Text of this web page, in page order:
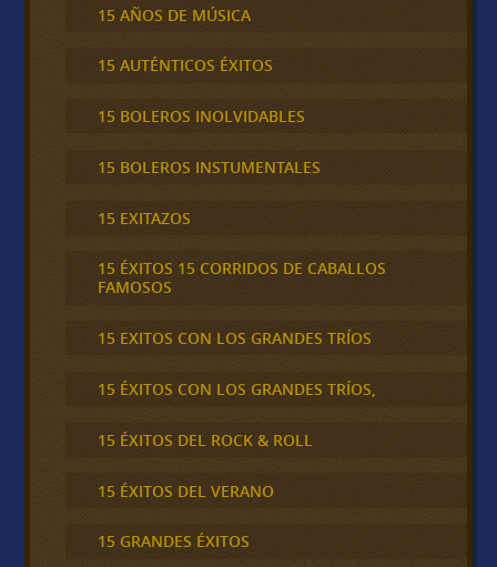
15 AÑOS DE MÚSICA
15 AUTÉNTICOS ÉXITOS
15 BOLEROS INOLVIDABLES
15 BOLEROS INSTUMENTALES
15 EXITAZOS
15 ÉXITOS 15 CORRIDOS DE CABALLOS
FAMOSOS
15 EXITOS CON LOS GRANDES TRÍOS
15 ÉXITOS CON LOS GRANDES TRÍOS,
15 ÉXITOS DEL ROCK & ROLL
15 ÉXITOS DEL VERANO
15 GRANDES ÉXITOS